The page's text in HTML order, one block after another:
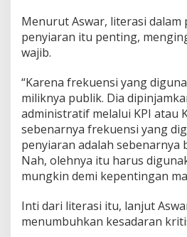
i
k
i
m
i
t
m
e
n
p
a
d
L
i
Menurut Aswar, literasi dalam
penyiaran itu penting,
wajib.
“Karena frekuensi yang
miliknya publik. Dia
administratif melalui KPI atau
sebenarnya frekuensi yang
penyiaran adalah sebenarnya
Nah, olehnya itu harus
mungkin demi kepentingan
Inti dari literasi itu, lanjut
menumbuhkan kesadaran